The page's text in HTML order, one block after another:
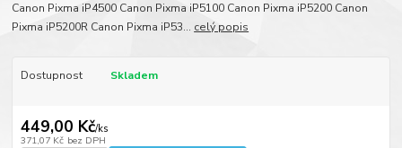
Canon Pixma iP4500 Canon Pixma iP5100 Canon Pixma iP5200 Canon
Pixma iP5200R Canon Pixma iP53... celý popis
Dostupnost Skladem
449,00 Kč/ks
371,07 Kč bez DPH